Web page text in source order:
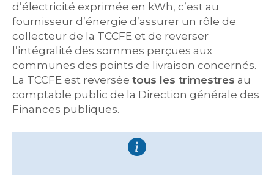
d’électricité exprimée en kWh, c’est au
fournisseur d’énergie d’assurer un rôle de
collecteur de la TCCFE et de reverser
l’intégralité des sommes perçues aux
communes des points de livraison concernés.
La TCCFE est reversée tous les trimestres au
comptable public de la Direction générale des
Finances publiques.